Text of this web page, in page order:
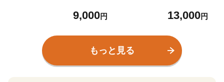
kg 1セット とうもろこし
9,000円
野菜 北海道産 とうもろこ
13,000円
もっと見る